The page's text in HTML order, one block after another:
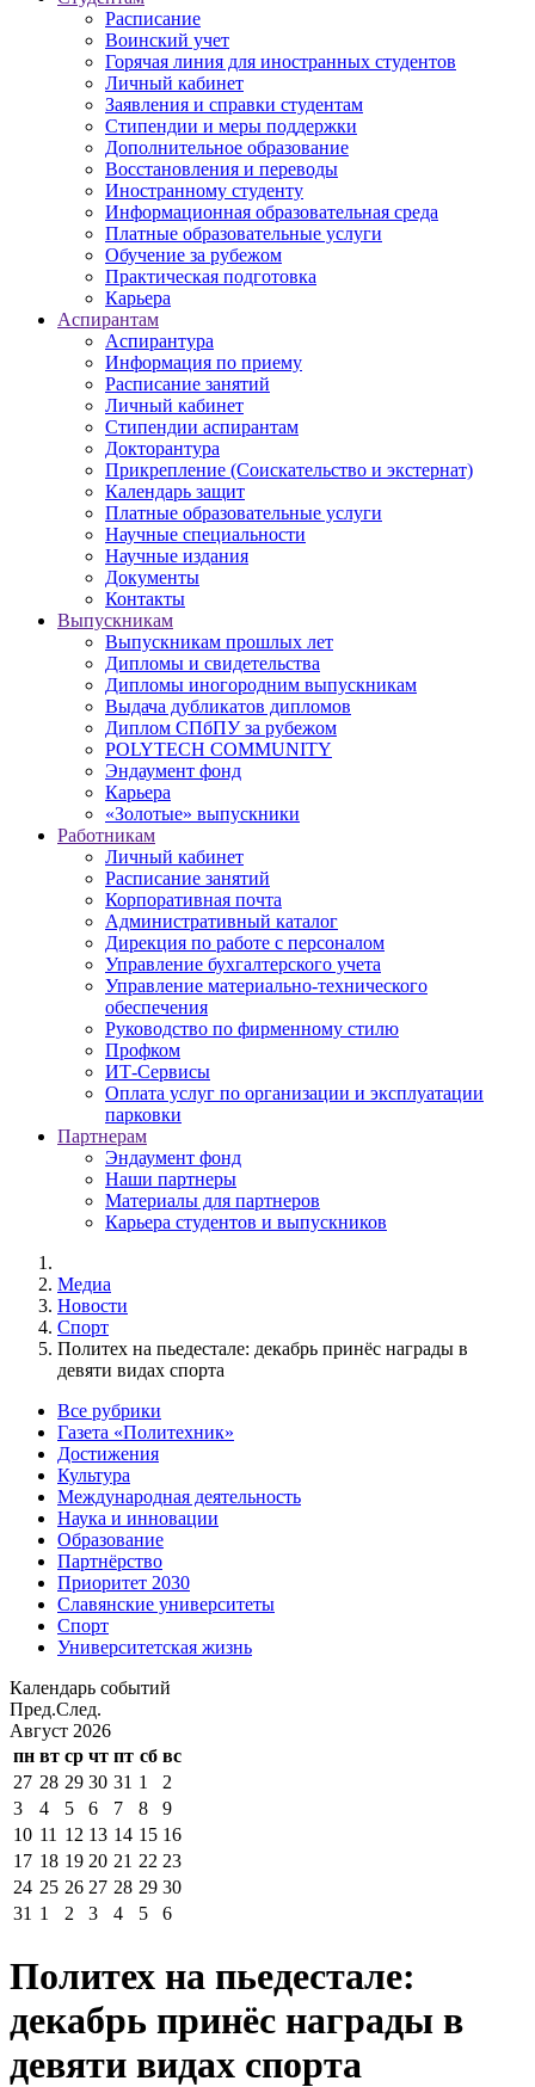
Расписание
Воинский учет
Горячая линия для иностранных студентов
Личный кабинет
Заявления и справки студентам
Стипендии и меры поддержки
Дополнительное образование
Восстановления и переводы
Иностранному студенту
Информационная образовательная среда
Платные образовательные услуги
Обучение за рубежом
Практическая подготовка
Карьера
Аспирантам
Аспирантура
Информация по приему
Расписание занятий
Личный кабинет
Стипендии аспирантам
Докторантура
Прикрепление (Соискательство и экстернат)
Календарь защит
Платные образовательные услуги
Научные специальности
Научные издания
Документы
Контакты
Выпускникам
Выпускникам прошлых лет
Дипломы и свидетельства
Дипломы иногородним выпускникам
Выдача дубликатов дипломов
Диплом СПбПУ за рубежом
POLYTECH COMMUNITY
Эндаумент фонд
Карьера
«Золотые» выпускники
Работникам
Личный кабинет
Расписание занятий
Корпоративная почта
Административный каталог
Дирекция по работе с персоналом
Управление бухгалтерского учета
Управление материально-технического
обеспечения
Руководство по фирменному стилю
Профком
ИТ-Сервисы
Оплата услуг по организации и эксплуатации
парковки
Партнерам
Эндаумент фонд
Наши партнеры
Материалы для партнеров
Карьера студентов и выпускников
Медиа
Новости
Спорт
Политех на пьедестале: декабрь принёс награды в
девяти видах спорта
Все рубрики
Газета «Политехник»
Достижения
Культура
Международная деятельность
Наука и инновации
Образование
Партнёрство
Приоритет 2030
Славянские университеты
Спорт
Университетская жизнь
Календарь событий
Пред.След.
Август 2026
пн вт ср чт пт сб вс
27 28 29 30 31 1
2
3
4 5 6 7 8
9
10 11 12 13 14 15 16
17 18 19 20 21 22 23
24 25 26 27 28 29 30
31 1 2 3 4 5 6
Политех на пьедестале:
декабрь принёс награды в
девяти видах спорта